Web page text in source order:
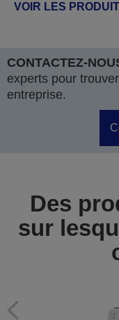
VOIR LES
CONTACTEZ-
experts pour
entreprise.
Des
sur